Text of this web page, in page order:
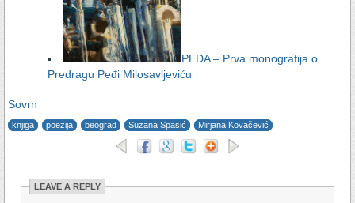
PEĐA – Prva monografija o
Predragu Peđi Milosavljeviću
Sovrn
knjiga poezija beograd Suzana Spasić Mirjana Kovačević
LEAVE A REPLY